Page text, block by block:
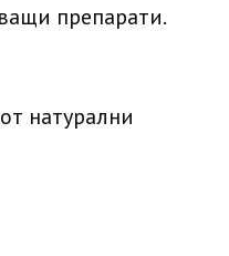
препарати.
натурални